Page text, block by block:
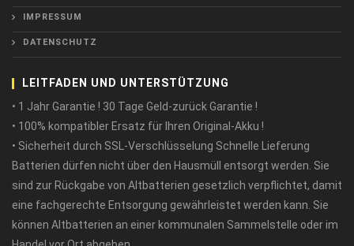
IMPRESSUM
DATENSCHUTZ
LEITFADEN UND UNTERSTÜTZUNG
• 1 Jahr Garantie ! 30 Tage Geld-zurück Garantie !
• 100% kompatibler Ersatz für Ihren Original-Akku !
• Sicherheit durch SSL-Verschlüsselung Schnelle Lieferung
Batterien dürfen nicht über den Hausmüll entsorgt werden. Sie
sind zur Rückgabe von Altbatterien gesetzlich verpflichtet, damit
eine fachgerechte Entsorgung gewährleistet werden kann. Sie
können Altbatterien an einer kommunalen Sammelstelle oder im